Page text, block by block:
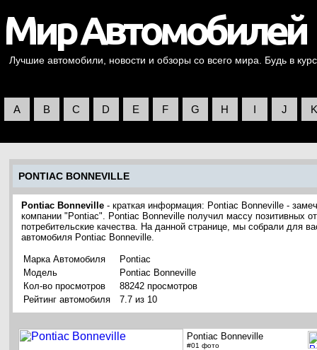
Лучшие автомобили, новости и обзоры со всего мира. Будь в
A B C D E F G H I J K
PONTIAC BONNEVILLE
Pontiac Bonneville - краткая информация: Pontiac Bonneville -
компании "Pontiac". Pontiac Bonneville получил массу позитивных
потребительские качества. На данной странице, мы собрали для
автомобиля Pontiac Bonneville.
Марка Автомобиля
Pontiac
Модель
Pontiac Bonneville
Кол-во просмотров
88242 просмотров
Рейтинг автомобиля
7.7 из 10
Pontiac Bonneville
#01 фото